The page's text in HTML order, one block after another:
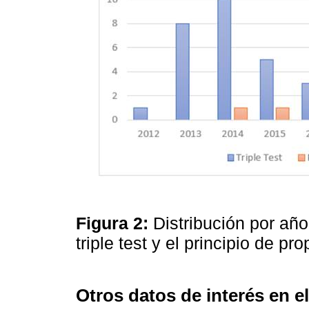
Figura 2: Distribución por
triple test y el principio de
Otros datos de interés en